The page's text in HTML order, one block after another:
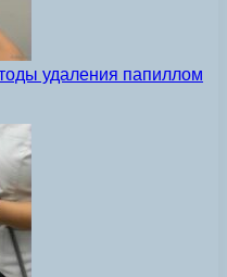
удаления папиллом